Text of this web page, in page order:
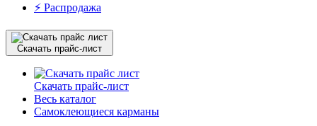
⚡️ Распродажа
Скачать прайс-лист
Скачать прайс-лист
Весь каталог
Самоклеющиеся карманы